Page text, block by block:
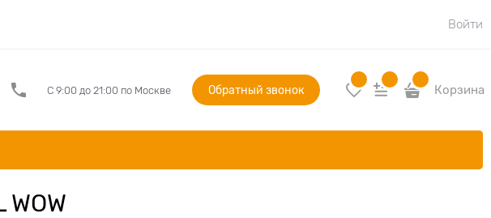
Войти
С 9:00 до 21:00 по Москве Обратный звонок Корзина